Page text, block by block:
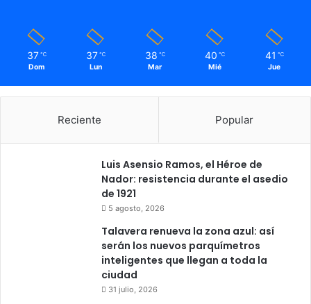
37 ℃
Dom
37 ℃
Lun
38 ℃
Mar
40 ℃
Mié
41 ℃
Jue
Reciente Popular
Luis Asensio Ramos, el Héroe de
Nador: resistencia durante el asedio
de 1921
5 agosto, 2026
Talavera renueva la zona azul: así
serán los nuevos parquímetros
inteligentes que llegan a toda la
ciudad
31 julio, 2026